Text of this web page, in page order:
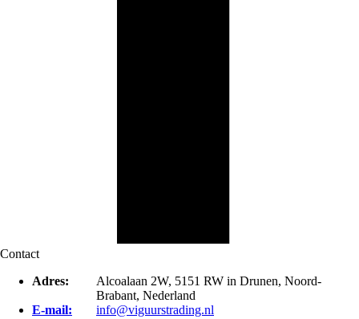
Contact
Adres:
Alcoalaan 2W, 5151 RW in Drunen, Noord-
Brabant, Nederland
E-mail:
info@viguurstrading.nl